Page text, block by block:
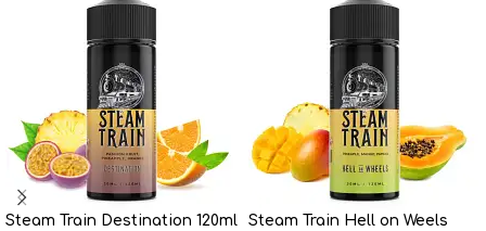
Steam Train Destination 120ml
Steam Train Hell on Weels